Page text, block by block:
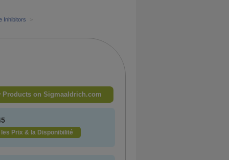
Inhibitors >
Products on Sigmaaldrich.com
les Prix & la Disponibilité